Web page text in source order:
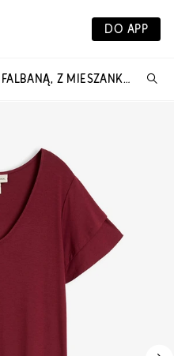
DO APP
SUKIENKA Z DŻERSEJU Z FALBANĄ, Z MIESZANKI WISKOZY